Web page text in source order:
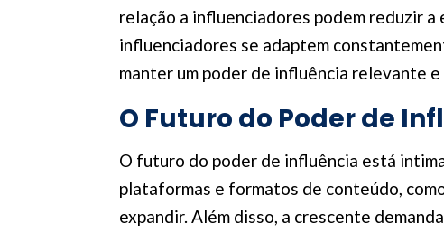
relação a influenciadores podem reduzir a
influenciadores se adaptem
manter um poder de influência relevante e
O Futuro do Poder de
O futuro do poder de influência está
plataformas e formatos de conteúdo,
expandir. Além disso, a crescente